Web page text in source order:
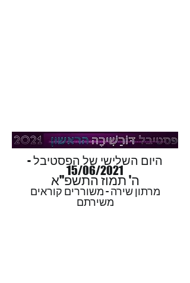
היום השלישי של הפסטיבל -
15/06/2021
ה' תמוז התשפ"א
מרתון שירה - משוררים קוראים
משירתם